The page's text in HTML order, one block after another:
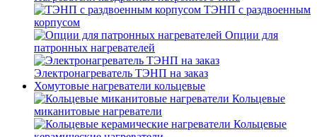
ТЭНП с раздвоенным
корпусом
Опции для
патронных нагревателей
Электронагреватель ТЭНП на заказ
Хомутовые нагреватели кольцевые
Кольцевые
миканитовые нагреватели
Кольцевые